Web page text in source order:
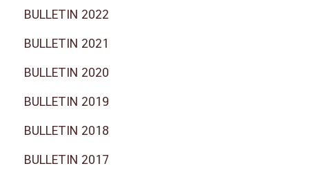
BULLETIN 2022
BULLETIN 2021
BULLETIN 2020
BULLETIN 2019
BULLETIN 2018
BULLETIN 2017